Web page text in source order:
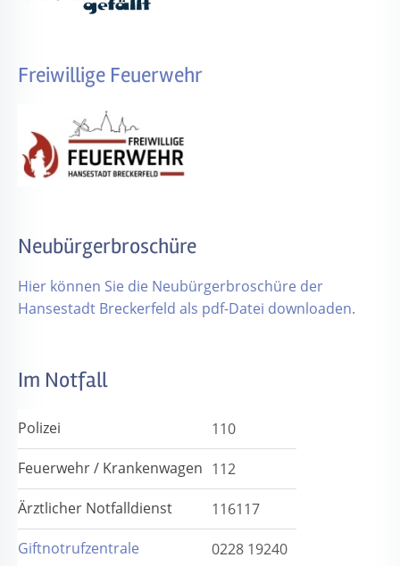
Freiwillige Feuerwehr
Neubürgerbroschüre
Hier können Sie die Neubürgerbroschüre der
Hansestadt Breckerfeld als pdf-Datei downloaden.
Im Notfall
Polizei
110
Feuerwehr / Krankenwagen 112
Ärztlicher Notfalldienst
116117
Giftnotrufzentrale
0228 19240